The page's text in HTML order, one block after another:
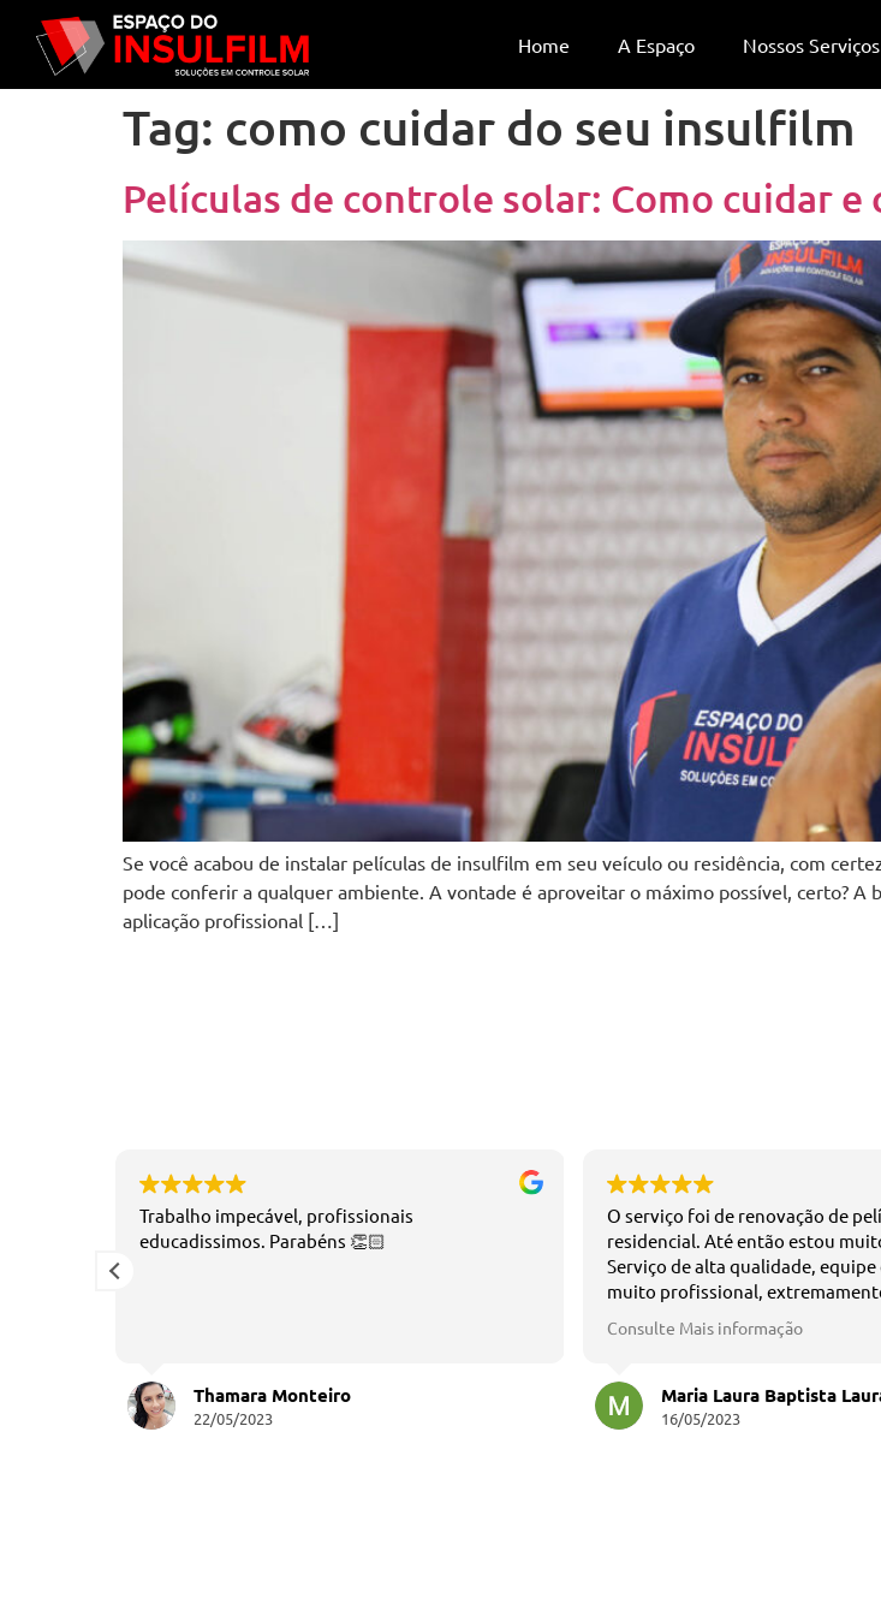
Home A Espaço Nossos Serviços
Tag: como cuidar do seu insulfilm
Películas de controle solar: Como cuidar e
Se você acabou de instalar películas de insulfilm em seu veículo ou residência, com
pode conferir a qualquer ambiente. A vontade é aproveitar o máximo possível, certo? A
aplicação profissional […]
Trabalho impecável, profissionais
educadissimos. Parabéns 👏🏻
Thamara Monteiro
22/05/2023
O serviço foi de renovação de
residencial. Até então estou
Serviço de alta qualidade,
muito profissional,
Recomendo esta empresa.
Consulte Mais informação
Maria Laura Baptista
16/05/2023